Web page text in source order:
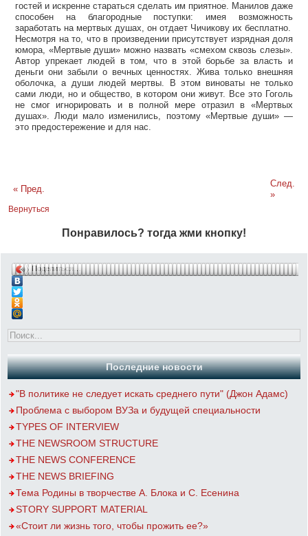
гостей и искренне стараться сделать им приятное. Манилов даже
способен на благородные поступки: имея возможность
заработать на мертвых душах, он отдает Чичикову их бесплатно.
Несмотря на то, что в произведении присутствует изрядная доля
юмора, «Мертвые души» можно назвать «смехом сквозь слезы».
Автор упрекает людей в том, что в этой борьбе за власть и
деньги они забыли о вечных ценностях. Жива только внешняя
оболочка, а души людей мертвы. В этом виноваты не только
сами люди, но и общество, в котором они живут. Все это Гоголь
не смог игнорировать и в полной мере отразил в «Мертвых
душах». Люди мало изменились, поэтому «Мертвые души» —
это предостережение и для нас.
« Пред.
След.
»
Вернуться
Понравилось? тогда жми кнопку!
Поделиться…
Последние новости
"В политике не следует искать среднего пути" (Джон Адамс)
Проблема с выбором ВУЗа и будущей специальности
TYPES OF INTERVIEW
THE NEWSROOM STRUCTURE
THE NEWS CONFERENCE
THE NEWS BRIEFING
Тема Родины в творчестве А. Блока и С. Есенина
STORY SUPPORT MATERIAL
«Стоит ли жизнь того, чтобы прожить ее?»